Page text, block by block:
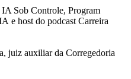
Sob Controle, Program
e host do podcast Carreira
juiz auxiliar da Corregedoria